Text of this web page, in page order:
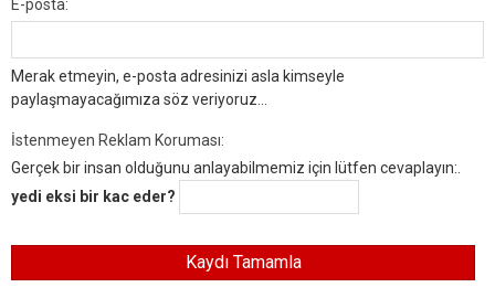
E-posta:
Merak etmeyin, e-posta adresinizi asla kimseyle
paylaşmayacağımıza söz veriyoruz...
İstenmeyen Reklam Koruması:
Gerçek bir insan olduğunu anlayabilmemiz için lütfen cevaplayın:.
yedi eksi bir kac eder?